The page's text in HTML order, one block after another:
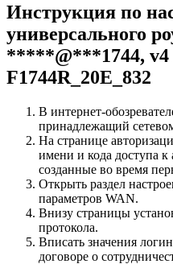
Инструкция по
универсального
*****@***1744, v4
F1744R_20E_832
В интернет-
принадлежащий
На странице
имени и кода доступа
созданные во время
Открыть раздел
параметров WAN.
Внизу страницы
протокола.
Вписать значения
договоре о